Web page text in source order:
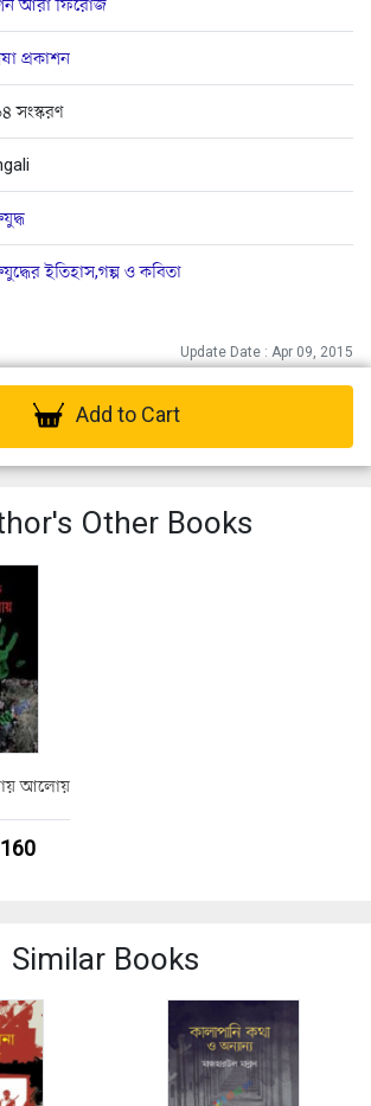
আরা ফিরোজ
প্রকাশন
সংস্করণ
ইতিহাস,গল্প ও কবিতা
Update Date : Apr 09, 2015
Add to Cart
Other Books
আলোয়
Similar Books